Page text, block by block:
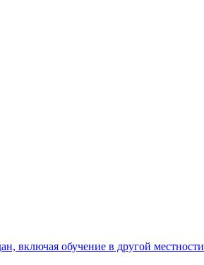
включая обучение в другой местности